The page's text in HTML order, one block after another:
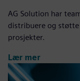
AG Solution har
distribuere og støtte
prosjekter.
Lær mer